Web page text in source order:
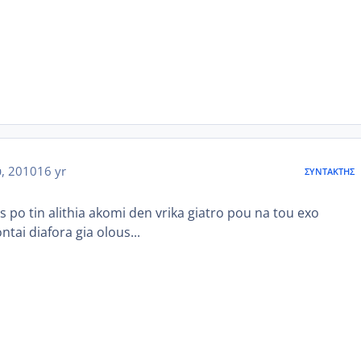
201016 yr ΣΥΝΤΆΚΤΗΣ
po tin alithia akomi den vrika giatro pou na tou exo
diafora gia olous...